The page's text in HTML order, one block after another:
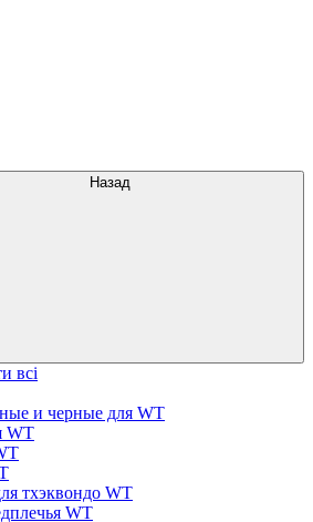
Назад
всі
и черные для WT
WT
тхэквондо WT
WT